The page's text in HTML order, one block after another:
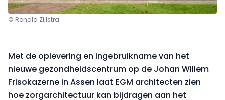
© Ronald Zijlstra
Met de oplevering en ingebruikname van het
nieuwe gezondheidscentrum op de Johan Willem
Frisokazerne in Assen laat EGM architecten zien
hoe zorgarchitectuur kan bijdragen aan het